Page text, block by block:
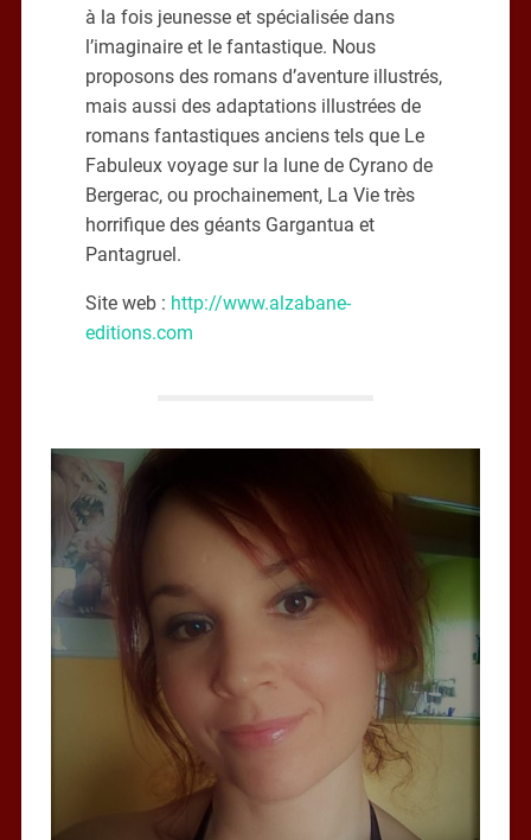
à la fois jeunesse et spécialisée dans
l’imaginaire et le fantastique. Nous
proposons des romans d’aventure illustrés,
mais aussi des adaptations illustrées de
romans fantastiques anciens tels que Le
Fabuleux voyage sur la lune de Cyrano de
Bergerac, ou prochainement, La Vie très
horrifique des géants Gargantua et
Pantagruel.
Site web : http://www.alzabane-
editions.com